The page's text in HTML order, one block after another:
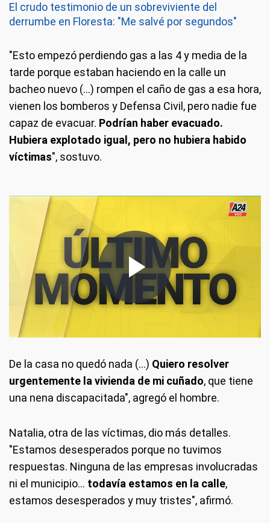
El crudo testimonio de un sobreviviente del
derrumbe en Floresta: "Me salvé por segundos"
"Esto empezó perdiendo gas a las 4 y media de la
tarde porque estaban haciendo en la calle un
bacheo nuevo (...) rompen el caño de gas a esa hora,
vienen los bomberos y Defensa Civil, pero nadie fue
capaz de evacuar. Podrían haber evacuado.
Hubiera explotado igual, pero no hubiera habido
víctimas", sostuvo.
De la casa no quedó nada (...) Quiero resolver
urgentemente la vivienda de mi cuñado, que tiene
una nena discapacitada", agregó el hombre.
Natalia, otra de las víctimas, dio más detalles.
"Estamos desesperados porque no tuvimos
respuestas. Ninguna de las empresas involucradas
ni el municipio... todavía estamos en la calle,
estamos desesperados y muy tristes", afirmó.